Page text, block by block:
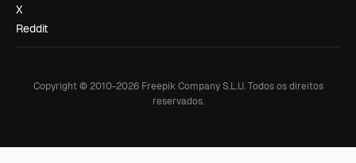
X
Reddit
Copyright © 2010-2026Freepik Company S.L.U. Todos os direitos
reservados.